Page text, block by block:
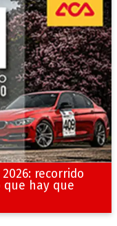
recorrido
que hay que